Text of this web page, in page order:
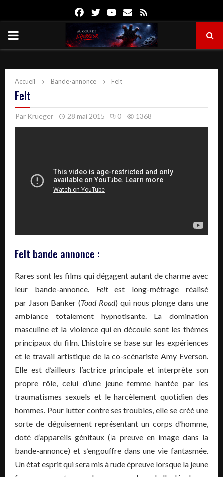
FacebookTwitterYoutube
Email
PRIMARY
Accueil Bande-annonce Felt
Felt
Par Krueger 28 mai 2015 0 1368
Felt bande annonce :
Rares sont les films qui dégagent autant de charme avec
leur bande-annonce. Feltest long-métrage réalisé
par Jason Banker (Toad Road) qui nous plonge dans une
ambiance totalement hypnotisante. La domination
masculine et la violence qui en découle sont les thèmes
principaux du film. L’histoire se base sur les expériences
et le travail artistique de la co-scénariste Amy Everson.
Elle est d’ailleurs l’actrice principale et interprète son
propre rôle, celui d’une jeune femme hantée par les
traumatismes sexuels et le harcèlement quotidien des
hommes. Pour lutter contre ses troubles, elle se créé une
sorte de déguisement représentant un corps d’homme,
doté d’appareils génitaux (la preuve en image dans la
bande-annonce) et s’engouffre dans une vie fantasmée.
Un état esprit qui sera mis à rude épreuve lorsque la jeune